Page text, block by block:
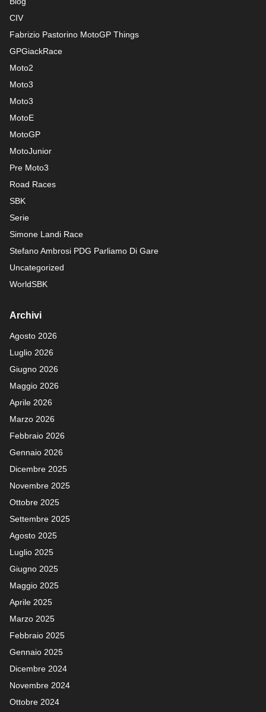
CIV
Fabrizio Pastorino MotoGP Things
GPGiackRace
Moto2
Moto3
Moto3
MotoE
MotoGP
MotoJunior
Pre Moto3
Road Races
SBK
Serie
Simone Landi Race
Stefano Ambrosi PDG Parliamo Di Gare
Uncategorized
WorldSBK
Archivi
Agosto 2026
Luglio 2026
Giugno 2026
Maggio 2026
Aprile 2026
Marzo 2026
Febbraio 2026
Gennaio 2026
Dicembre 2025
Novembre 2025
Ottobre 2025
Settembre 2025
Agosto 2025
Luglio 2025
Giugno 2025
Maggio 2025
Aprile 2025
Marzo 2025
Febbraio 2025
Gennaio 2025
Dicembre 2024
Novembre 2024
Ottobre 2024